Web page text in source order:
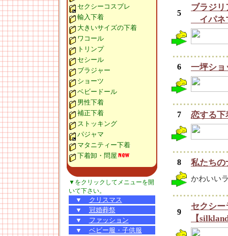
セクシーコスプレ
輸入下着
大きいサイズの下着
ワコール
トリンプ
セシール
ブラジャー
ショーツ
ベビードール
男性下着
補正下着
ストッキング
パジャマ
マタニティー下着
下着卸・問屋
▼をクリックしてメニューを開
いて下さい。
▼
クリスマス
▼
冠婚葬祭
▼
ファッション
▼
ベビー服・子供服
5
ブラジ
イパネ
6 一坪ショ
7 恋する下
8 私たちの
かわいい
9
セクシ
【